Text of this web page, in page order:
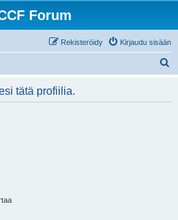
Forum
Kirjaudu sisään
Rekisteröidy
tätä profiilia.